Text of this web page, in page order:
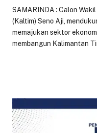
SAMARINDA : Calon
(Kaltim) Seno Aji,
memajukan sektor
membangun Kalimantan